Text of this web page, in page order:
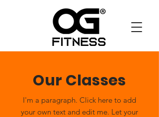
Our Classes
I'm a paragraph. Click here to add
your own text and edit me. Let your